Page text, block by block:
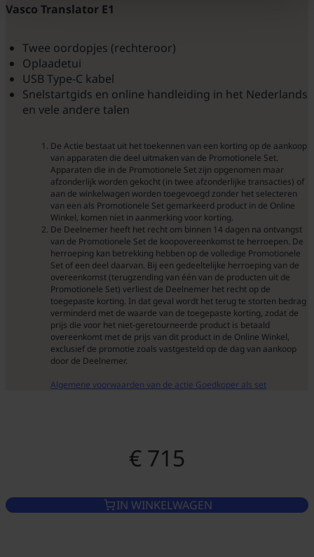
Vasco Translator E1
Twee oordopjes (rechteroor)
Oplaadetui
USB Type-C kabel
Snelstartgids en online handleiding in het Nederlands
en vele andere talen
De Actie bestaat uit het toekennen van een korting op de aankoop
van apparaten die deel uitmaken van de Promotionele Set.
Apparaten die in de Promotionele Set zijn opgenomen maar
afzonderlijk worden gekocht (in twee afzonderlijke transacties) of
aan de winkelwagen worden toegevoegd zonder het selecteren
van een als Promotionele Set gemarkeerd product in de Online
Winkel, komen niet in aanmerking voor korting.
De Deelnemer heeft het recht om binnen 14 dagen na ontvangst
van de Promotionele Set de koopovereenkomst te herroepen. De
herroeping kan betrekking hebben op de volledige Promotionele
Set of een deel daarvan. Bij een gedeeltelijke herroeping van de
overeenkomst (terugzending van één van de producten uit de
Promotionele Set) verliest de Deelnemer het recht op de
toegepaste korting. In dat geval wordt het terug te storten bedrag
verminderd met de waarde van de toegepaste korting, zodat de
prijs die voor het niet-geretourneerde product is betaald
overeenkomt met de prijs van dit product in de Online Winkel,
exclusief de promotie zoals vastgesteld op de dag van aankoop
door de Deelnemer.
Algemene voorwaarden van de actie Goedkoper als set
€ 715
IN WINKELWAGEN